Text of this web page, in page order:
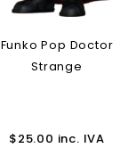
Funko Pop Doctor
Strange
$25.00 inc. IVA